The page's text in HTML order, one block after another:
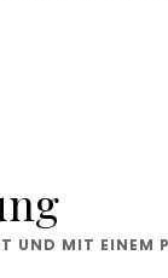
UND MIT EINEM